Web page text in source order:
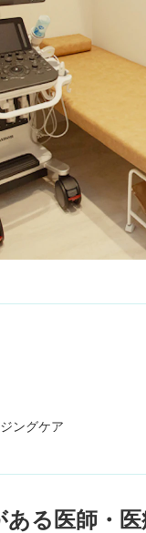
ングケア
る医師・